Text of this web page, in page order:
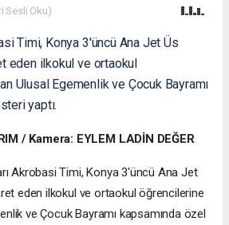
Sesli Oku)
Timi, Konya 3'üncü Ana Jet Üs
eden ilkokul ve ortaokul
Ulusal Egemenlik ve Çocuk Bayramı
yaptı.
/ Kamera: EYLEM LADİN DEĞER
Akrobasi Timi, Konya 3'üncü Ana Jet
eden ilkokul ve ortaokul öğrencilerine
ve Çocuk Bayramı kapsamında özel